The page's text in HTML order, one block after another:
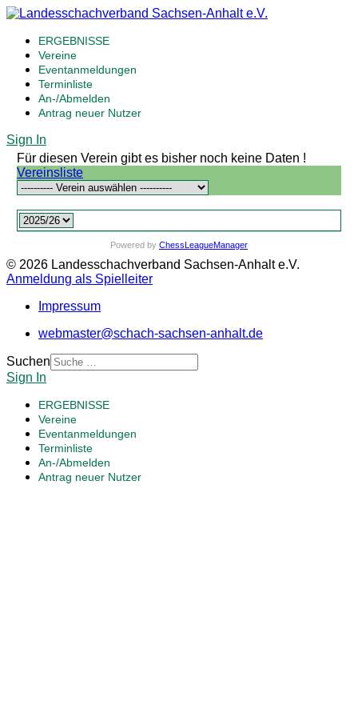
ERGEBNISSE
Vereine
Eventanmeldungen
Terminliste
An-/Abmelden
Antrag neuer Nutzer
Sign In
Für diesen Verein gibt es bisher noch keine Daten !
Vereinsliste
Powered by ChessLeagueManager
© 2026 Landesschachverband Sachsen-Anhalt e.V.
Anmeldung als Spielleiter
Impressum
webmaster@schach-sachsen-anhalt.de
Suchen
Sign In
ERGEBNISSE
Vereine
Eventanmeldungen
Terminliste
An-/Abmelden
Antrag neuer Nutzer